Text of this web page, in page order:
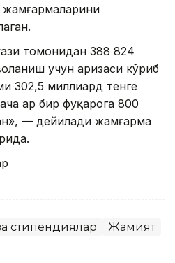
жамғармаларини
томонидан 388 824
учун аризаси кўриб
302,5 миллиард тенге
ҳар бир фуқарога 800
— дейилади жамғарма
стипендиялар Жамият